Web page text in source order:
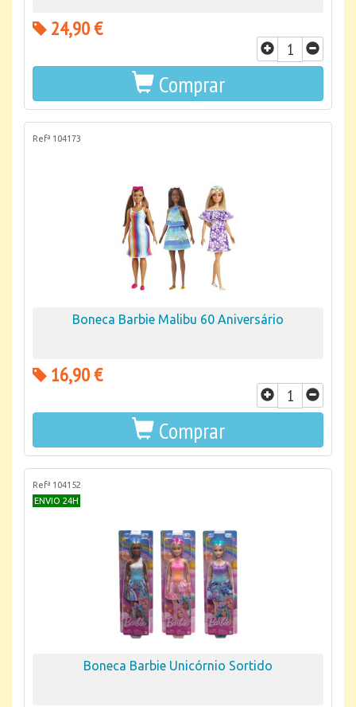
24,90 €
Comprar
Refª 104173
Boneca Barbie Malibu 60 Aniversário
16,90 €
Comprar
Refª 104152
ENVIO 24H
Boneca Barbie Unicórnio Sortido